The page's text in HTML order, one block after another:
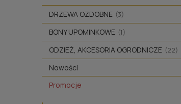
DRZEWA OZDOBNE (3)
BONY UPOMINKOWE (1)
ODZIEŻ, AKCESORIA OGRODNICZE (22)
Nowości
Promocje